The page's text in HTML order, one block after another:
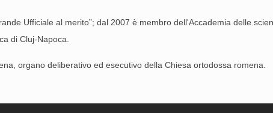
Ufficiale al merito”; dal 2007 è membro dell'Accademia delle
di Cluj-Napoca.
organo deliberativo ed esecutivo della Chiesa ortodossa romena.